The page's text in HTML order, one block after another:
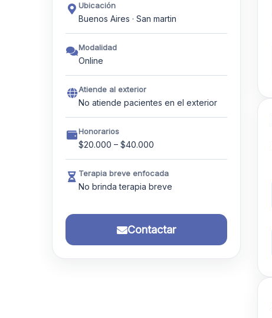
Ubicación
Buenos Aires · San martin
Modalidad
Online
Atiende al exterior
No atiende pacientes en el exterior
Honorarios
$20.000 – $40.000
Terapia breve enfocada
No brinda terapia breve
Contactar